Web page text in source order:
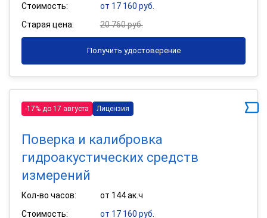
Стоимость:
от 17 160 руб.
Старая цена:
20 760 руб.
Получить удостоверение
-17% до 17 августа Лицензия
Поверка и калибровка
гидроакустических средств
измерений
Кол-во часов:
от 144 ак.ч
Стоимость:
от 17 160 руб.